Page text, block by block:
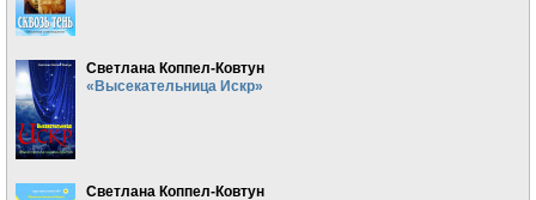
Светлана Коппел-Ковтун
«Высекательница Искр»
Светлана Коппел-Ковтун